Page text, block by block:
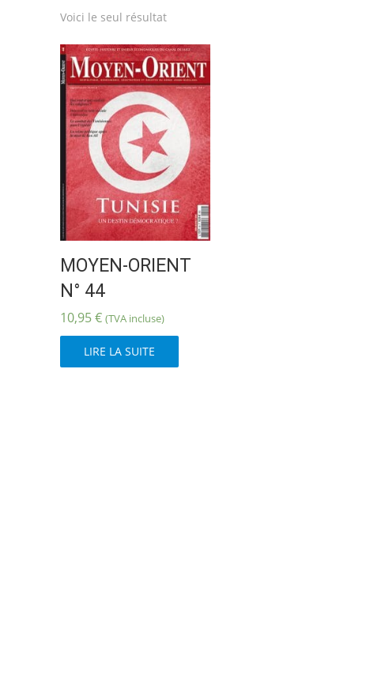
Voici le seul résultat
MOYEN-ORIENT
N° 44
10,95€ (TVA incluse)
LIRE LA SUITE